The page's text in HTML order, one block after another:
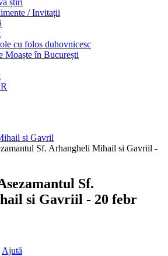
știri
/ Invitații
cu folos duhovnicesc
Moaște în București
si Gavril
Sf. Arhangheli Mihail si Gavriil -
Sf.
si Gavriil - 20 febr
Ajută